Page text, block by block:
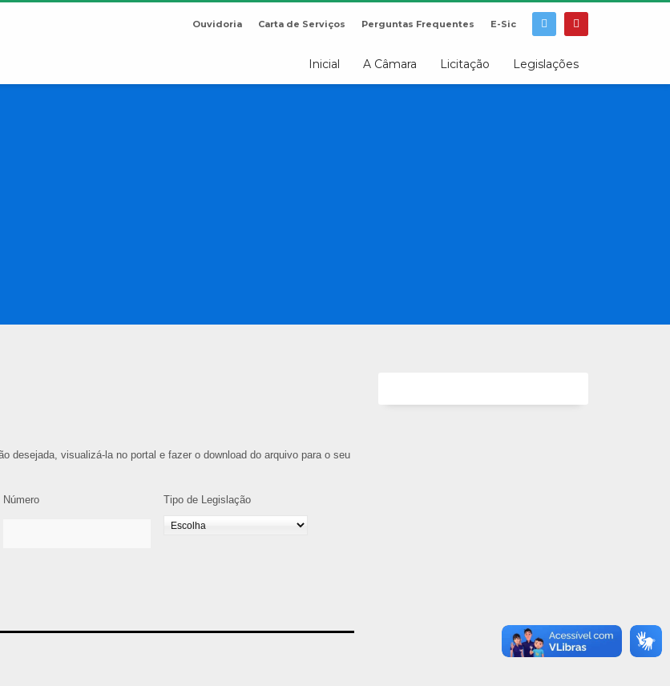
Ouvidoria Carta de Serviços Perguntas Frequentes E-Sic
Inicial A Câmara Licitação Legislações
desejada, visualizá-la no portal e fazer o download do arquivo para o seu
Número Tipo de Legislação